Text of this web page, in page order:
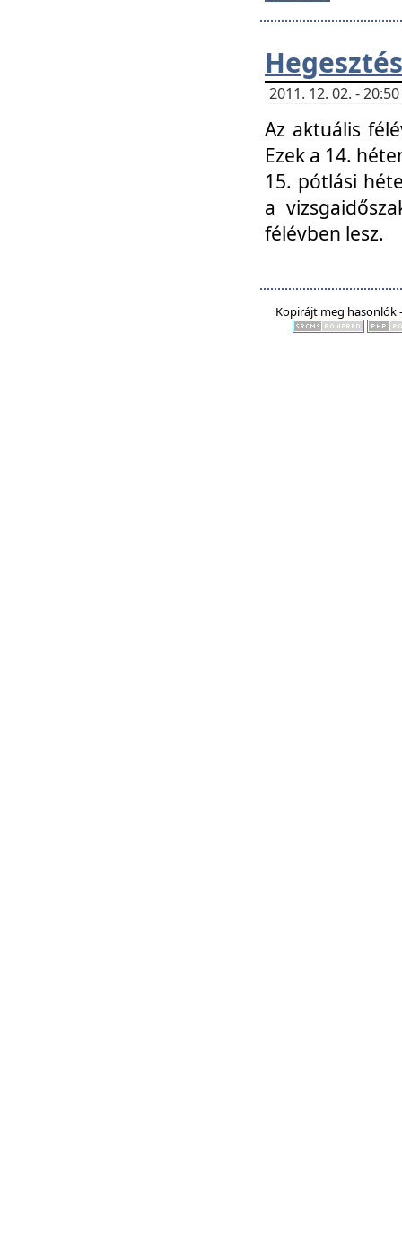
2011. 12. 02. -
Az aktuális
Ezek a 14.
15. pótlási
a
félévben lesz.
Kopirájt meg hasonlók